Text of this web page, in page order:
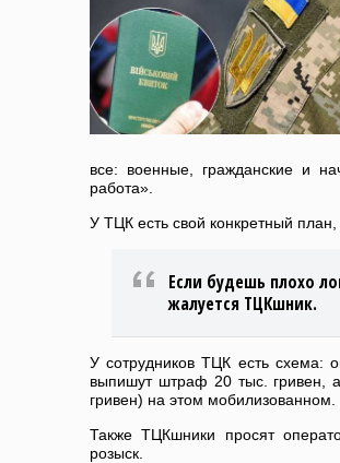
все: военные, гражданские и
работа».
У ТЦК есть свой конкретный
Если будешь плохо
жалуется ТЦКшник.
У сотрудников ТЦК есть схема:
выпишут штраф 20 тыс. гривен,
гривен) на этом мобилизованном.
Также ТЦКшники просят
розыск.